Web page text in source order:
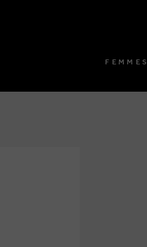
FEMMES